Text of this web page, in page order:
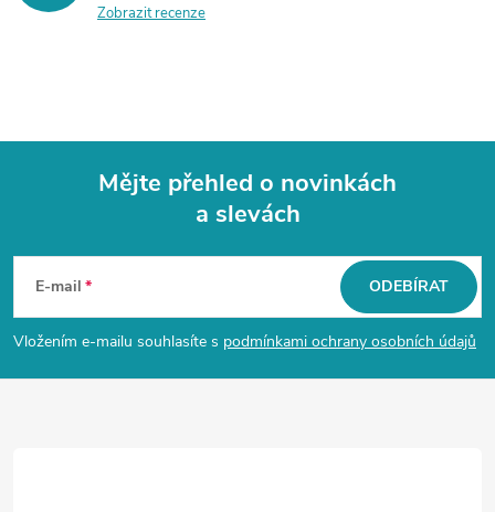
Zobrazit recenze
p
a
Mějte přehled o novinkách
a slevách
E-mail
Vložením e-mailu souhlasíte s podmínkami ochrany osobních údajů
ODEBÍRAT